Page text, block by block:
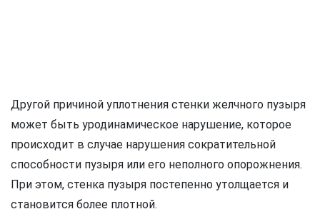
Другой причиной уплотнения стенки желчного пузыря
может быть уродинамическое нарушение, которое
происходит в случае нарушения сократительной
способности пузыря или его неполного опорожнения.
При этом, стенка пузыря постепенно утолщается и
становится более плотной.